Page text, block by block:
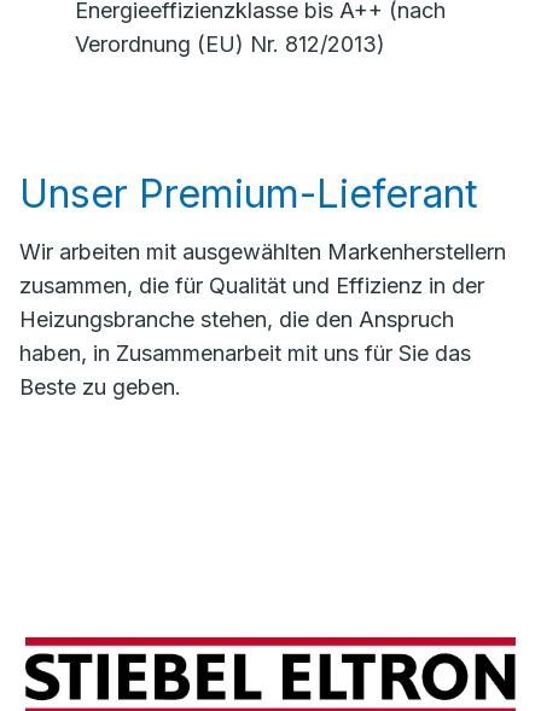
Energieeffizienzklasse bis A++ (nach
Verordnung (EU) Nr. 812/2013)
Unser Premium-Lieferant
Wir arbeiten mit ausgewählten Markenherstellern
zusammen, die für Qualität und Effizienz in der
Heizungsbranche stehen, die den Anspruch
haben, in Zusammenarbeit mit uns für Sie das
Beste zu geben.